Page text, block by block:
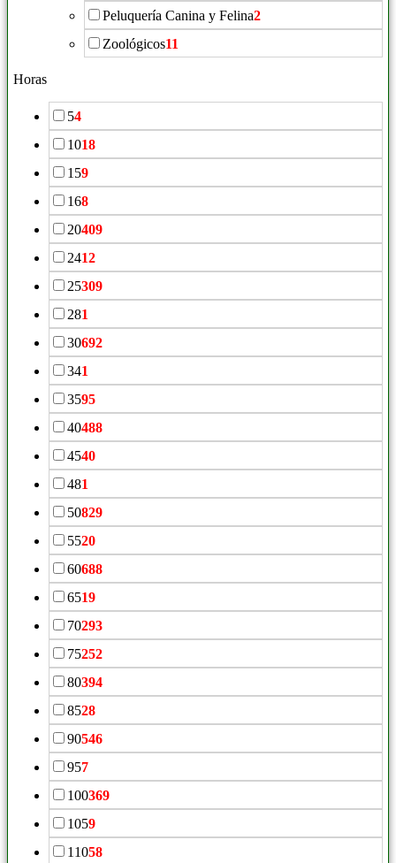
Peluquería Canina y Felina2
Zoológicos11
Horas
54
1018
159
168
20409
2412
25309
281
30692
341
3595
40488
4540
481
50829
5520
60688
6519
70293
75252
80394
8528
90546
957
100369
1059
11058